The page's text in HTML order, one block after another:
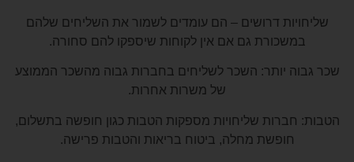
שליחויות דרושים – הם עומדים לשמור את השליחים שלהם
במשכורת גם אם אין לקוחות שיספקו להם סחורה.
שכר גבוה יותר: השכר לשליחים בחברות גבוה מהשכר הממוצע
של משרות אחרות.
הטבות: חברות שליחויות מספקות הטבות כגון חופשה בתשלום,
חופשת מחלה, ביטוח בריאות והטבות פרישה.